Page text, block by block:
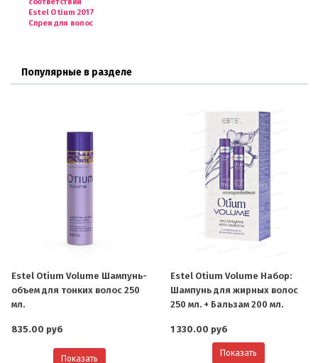
Estel Otium 2017
Спреи для волос
Популярные в разделе
Estel Otium Volume Шампунь-
объем для тонких волос 250
мл.
835.00 руб
Показать
Estel Otium Volume Набор:
Шампунь для жирных волос
250 мл. + Бальзам 200 мл.
1 330.00 руб
Показать